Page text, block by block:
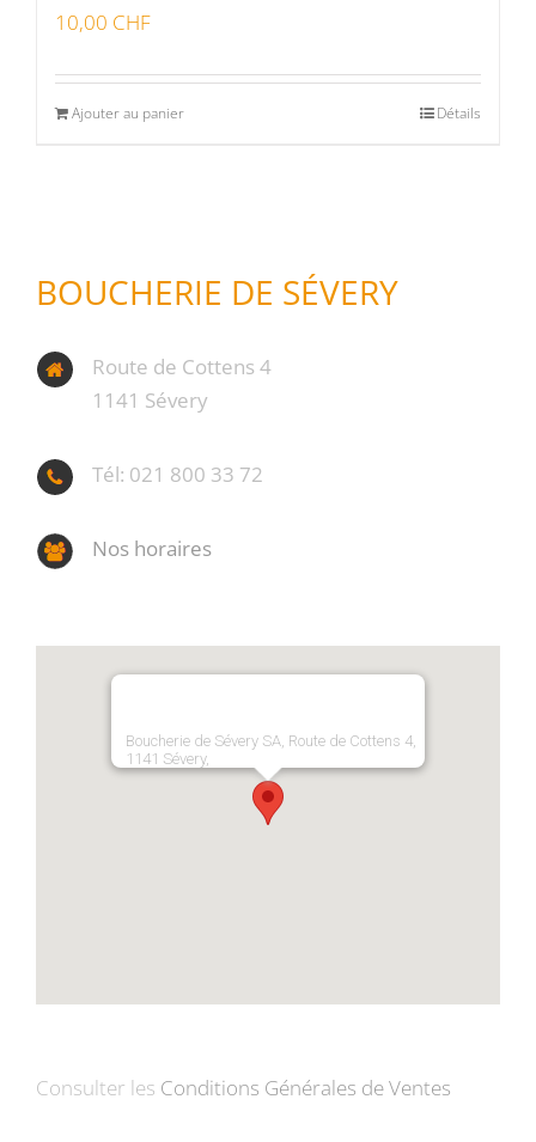
10,00 CHF
Ajouter au panier Détails
BOUCHERIE DE SÉVERY
Route de Cottens 4
1141 Sévery
Tél: 021 800 33 72
Nos horaires
Boucherie de Sévery SA, Route de Cottens 4,
1141 Sévery,
Consulter les Conditions Générales de Ventes